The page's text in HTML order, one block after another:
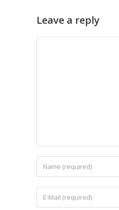
Leave a reply